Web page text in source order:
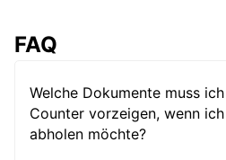
FAQ
Welche Dokumente muss
Counter vorzeigen, wenn
abholen möchte?